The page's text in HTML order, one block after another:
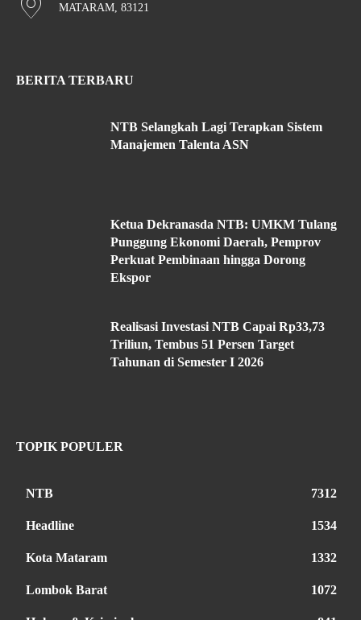
MATARAM, 83121
BERITA TERBARU
NTB Selangkah Lagi Terapkan Sistem
Manajemen Talenta ASN
Ketua Dekranasda NTB: UMKM Tulang
Punggung Ekonomi Daerah, Pemprov
Perkuat Pembinaan hingga Dorong
Ekspor
Realisasi Investasi NTB Capai Rp33,73
Triliun, Tembus 51 Persen Target
Tahunan di Semester I 2026
TOPIK POPULER
NTB 7312
Headline 1534
Kota Mataram 1332
Lombok Barat 1072